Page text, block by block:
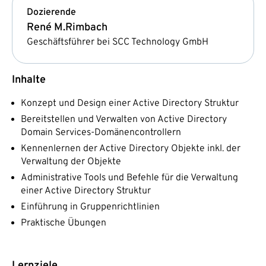
Dozierende
René M.Rimbach
Geschäftsführer bei SCC Technology GmbH
Inhalte
Konzept und Design einer Active Directory Struktur
Bereitstellen und Verwalten von Active Directory
Domain Services-Domänencontrollern
Kennenlernen der Active Directory Objekte inkl. der
Verwaltung der Objekte
Administrative Tools und Befehle für die Verwaltung
einer Active Directory Struktur
Einführung in Gruppenrichtlinien
Praktische Übungen